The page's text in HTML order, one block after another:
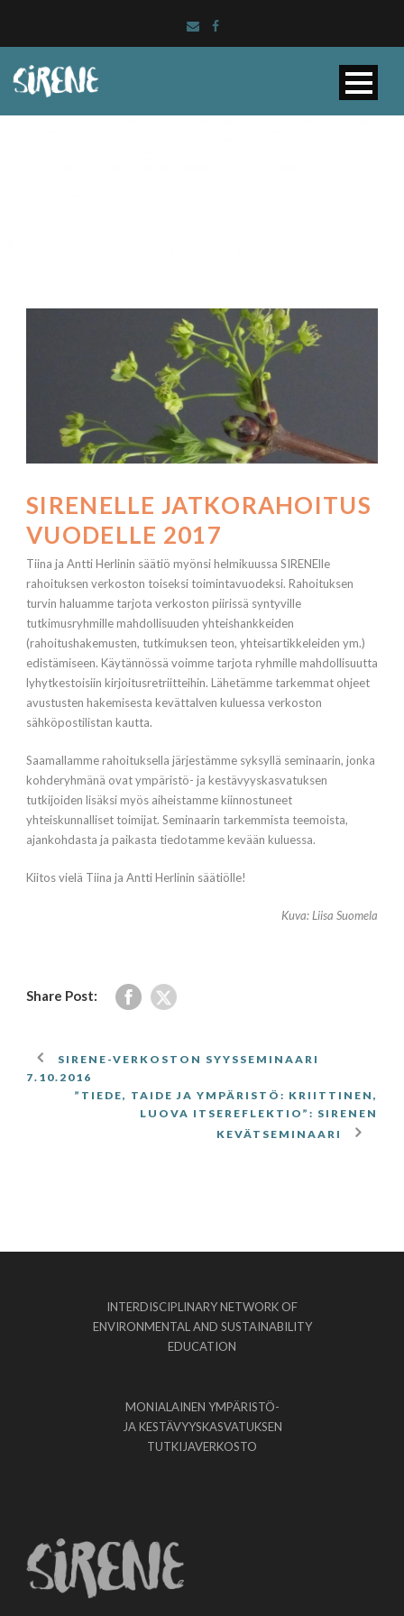
SIRENELLE JATKORAHOITUS
VUODELLE 2017
Tiina ja Antti Herlinin säätiö myönsi helmikuussa SIRENElle
rahoituksen verkoston toiseksi toimintavuodeksi. Rahoituksen
turvin haluamme tarjota verkoston piirissä syntyville
tutkimusryhmille mahdollisuuden yhteishankkeiden
(rahoitushakemusten, tutkimuksen teon, yhteisartikkeleiden ym.)
edistämiseen. Käytännössä voimme tarjota ryhmille mahdollisuutta
lyhytkestoisiin kirjoitusretriitteihin. Lähetämme tarkemmat ohjeet
avustusten hakemisesta kevättalven kuluessa verkoston
sähköpostilistan kautta.
Saamallamme rahoituksella järjestämme syksyllä seminaarin, jonka
kohderyhmänä ovat ympäristö- ja kestävyyskasvatuksen
tutkijoiden lisäksi myös aiheistamme kiinnostuneet
yhteiskunnalliset toimijat. Seminaarin tarkemmista teemoista,
ajankohdasta ja paikasta tiedotamme kevään kuluessa.
Kiitos vielä Tiina ja Antti Herlinin säätiölle!
Kuva: Liisa Suomela
Share Post:
SIRENE-VERKOSTON SYYSSEMINAARI
7.10.2016
”TIEDE, TAIDE JA YMPÄRISTÖ: KRIITTINEN,
LUOVA ITSEREFLEKTIO”: SIRENEN
KEVÄTSEMINAARI
INTERDISCIPLINARY NETWORK OF
ENVIRONMENTAL AND SUSTAINABILITY
EDUCATION
MONIALAINEN YMPÄRISTÖ-
JA KESTÄVYYSKASVATUKSEN
TUTKIJAVERKOSTO